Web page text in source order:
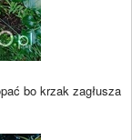
bo krzak zagłusza